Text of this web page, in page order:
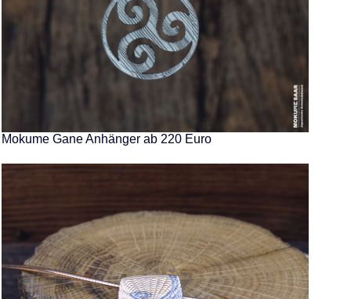
Mokume Gane Anhänger ab 220 Euro